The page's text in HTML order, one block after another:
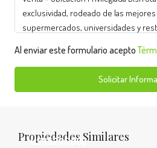
Al enviar este formulario acepto
Solicitar
Propiedades Similares
USD$205,000